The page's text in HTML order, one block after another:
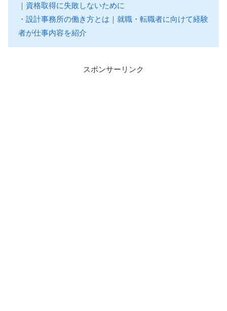
｜資格取得に失敗しないために
・設計事務所の働き方とは｜就職・転職者に向けて経験
者が仕事内容を紹介
スポンサーリンク